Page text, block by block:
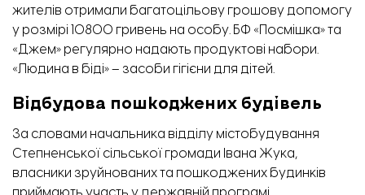
жителів отримали багатоцільову грошову допомогу
у розмірі 10800 гривень на особу. БФ «Посмішка» та
«Джем» регулярно надають продуктові набори.
«Людина в біді» – засоби гігієни для дітей.
Відбудова пошкоджених будівель
За словами начальника відділу містобудування
Степненської сільської громади Івана Жука,
власники зруйнованих та пошкоджених будинків